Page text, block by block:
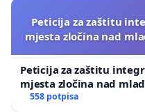
Peticija za zaštitu
mjesta zločina nad
Peticija za zaštitu
mjesta zločina nad
558 potpisa